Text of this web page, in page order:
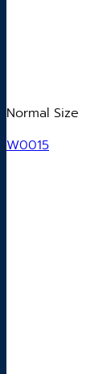
Normal Size
W0015